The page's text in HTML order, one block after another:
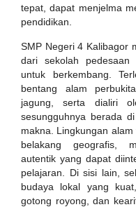
tepat, dapat menjelma
pendidikan.
SMP Negeri 4 Kalibagor
dari sekolah
untuk berkembang.
bentang alam
jagung, serta dialiri
sesungguhnya berada
makna. Lingkungan
belakang geografis,
autentik yang dapat
pelajaran. Di sisi lain,
budaya lokal yang
gotong royong, dan